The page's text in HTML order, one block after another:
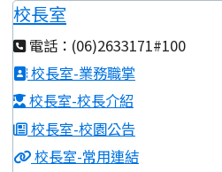
校長室
電話：(06)2633171#100
校長室-業務職掌
校長室-校長介紹
校長室-校園公告
校長室-常用連結